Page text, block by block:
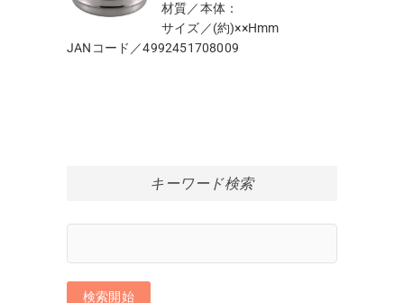
材質／本体：
サイズ／(約)××Hmm
JANコード／4992451708009
キーワード検索